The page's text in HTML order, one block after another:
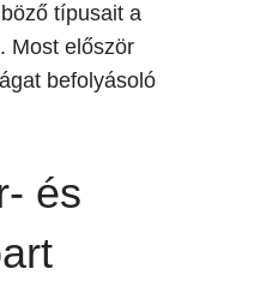
típusait a
. Most először
befolyásoló
és